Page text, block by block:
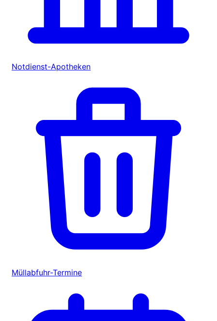
Notdienst-Apotheken
Müllabfuhr-Termine